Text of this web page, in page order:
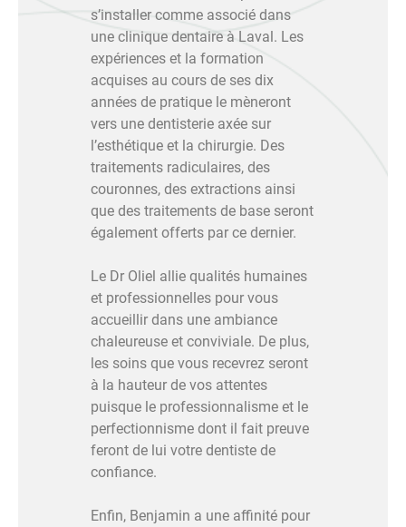
s’installer comme associé dans
une clinique dentaire à Laval. Les
expériences et la formation
acquises au cours de ses dix
années de pratique le mèneront
vers une dentisterie axée sur
l’esthétique et la chirurgie. Des
traitements radiculaires, des
couronnes, des extractions ainsi
que des traitements de base seront
également offerts par ce dernier.
Le Dr Oliel allie qualités humaines
et professionnelles pour vous
accueillir dans une ambiance
chaleureuse et conviviale. De plus,
les soins que vous recevrez seront
à la hauteur de vos attentes
puisque le professionnalisme et le
perfectionnisme dont il fait preuve
feront de lui votre dentiste de
confiance.
Enfin, Benjamin a une affinité pour